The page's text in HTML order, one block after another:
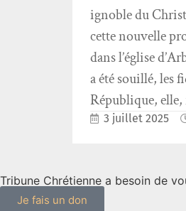
ignoble du
cette nouvelle
dans l’église
a été souillé, les
République, elle,
3 juillet 2025
Tribune Chrétienne a besoin de
Je fais un don